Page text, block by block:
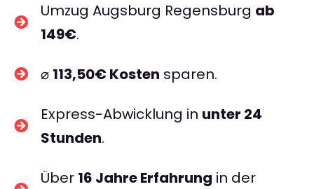
Umzug Augsburg Regensburg ab
149€.
⌀ 113,50€ Kosten sparen.
Express-Abwicklung in unter 24
Stunden.
Über 16 Jahre Erfahrung in der